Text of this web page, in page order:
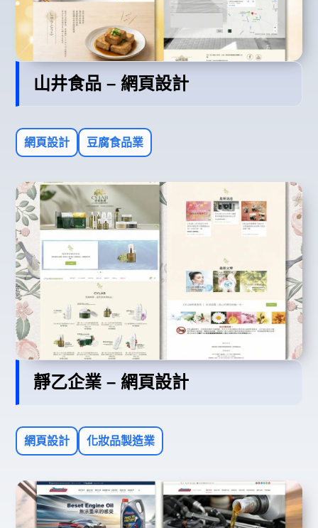
山井食品 – 網頁設計
網頁設計 豆腐食品業
靜乙企業 – 網頁設計
網頁設計 化妝品製造業